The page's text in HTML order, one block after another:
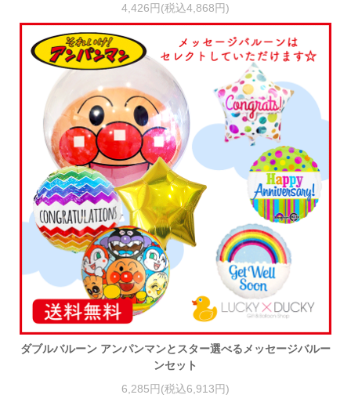
4,426円(税込4,868円)
ダブルバルーン アンパンマンとスター選べるメッセージバルー
ンセット
6,285円(税込6,913円)